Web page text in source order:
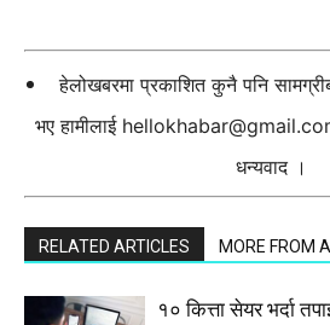
हेलोखबरमा प्रकाशित कुनै पनि
भए हामीलाई
धन्यवाद ।
RELATED ARTICLES MORE FROM
१० कित्ता सेयर भर्दा